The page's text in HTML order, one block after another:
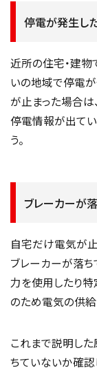
停電が発生し
近所の住宅・建物
いの地域で停電
が止まった場合は
停電情報が出て
う。
ブレーカーが
自宅だけ電気が
ブレーカーが落ち
力を使用したり
のため電気の供給
これまで説明し
ちていないか確認